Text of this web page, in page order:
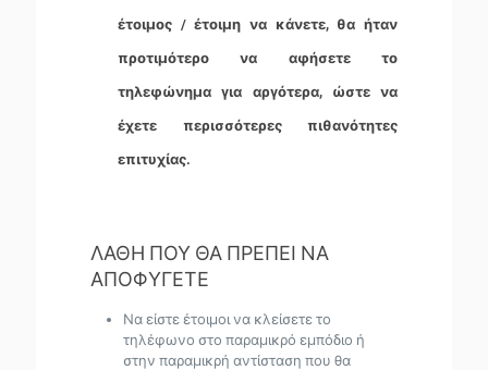
έτοιμος / έτοιμη να κάνετε, θα ήταν
προτιμότερο να αφήσετε το
τηλεφώνημα για αργότερα, ώστε να
έχετε περισσότερες πιθανότητες
επιτυχίας.
ΛΑΘΗ ΠΟΥ ΘΑ ΠΡΕΠΕΙ ΝΑ
ΑΠΟΦΥΓΕΤΕ
Να είστε έτοιμοι να κλείσετε το
τηλέφωνο στο παραμικρό εμπόδιο ή
στην παραμικρή αντίσταση που θα